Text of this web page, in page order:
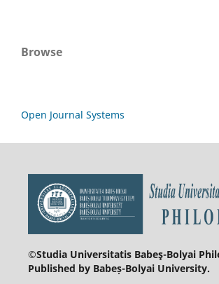
Browse
Open Journal Systems
©Studia Universitatis Babeş-Bolyai
Published by Babeș-Bolyai University.